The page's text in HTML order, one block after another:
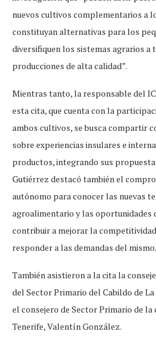
nuevos cultivos complementarios a
constituyan alternativas para los
diversifiquen los sistemas agrarios a
producciones de alta calidad”.
Mientras tanto, la responsable del
esta cita, que cuenta con la
ambos cultivos, se busca compartir
sobre experiencias insulares e
productos, integrando sus
Gutiérrez destacó también el
autónomo para conocer las nuevas
agroalimentario y las oportunidades
contribuir a mejorar la
responder a las demandas del mismo.
También asistieron a la cita la
del Sector Primario del Cabildo de
el consejero de Sector Primario de
Tenerife, Valentín González.